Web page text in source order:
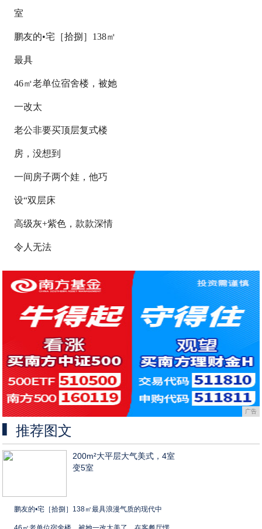
室
鹏友的•宅［拾捌］138㎡
最具
46㎡老单位宿舍楼，被她
一改太
老公非要买顶层复式楼
房，没想到
一间房子两个娃，他巧
设“双层床
高级灰+紫色，款款深情
令人无法
广告
推荐图文
200m²大平层大气美式，4室
变5室
鹏友的•宅［拾捌］138㎡最具浪漫气质的现代中